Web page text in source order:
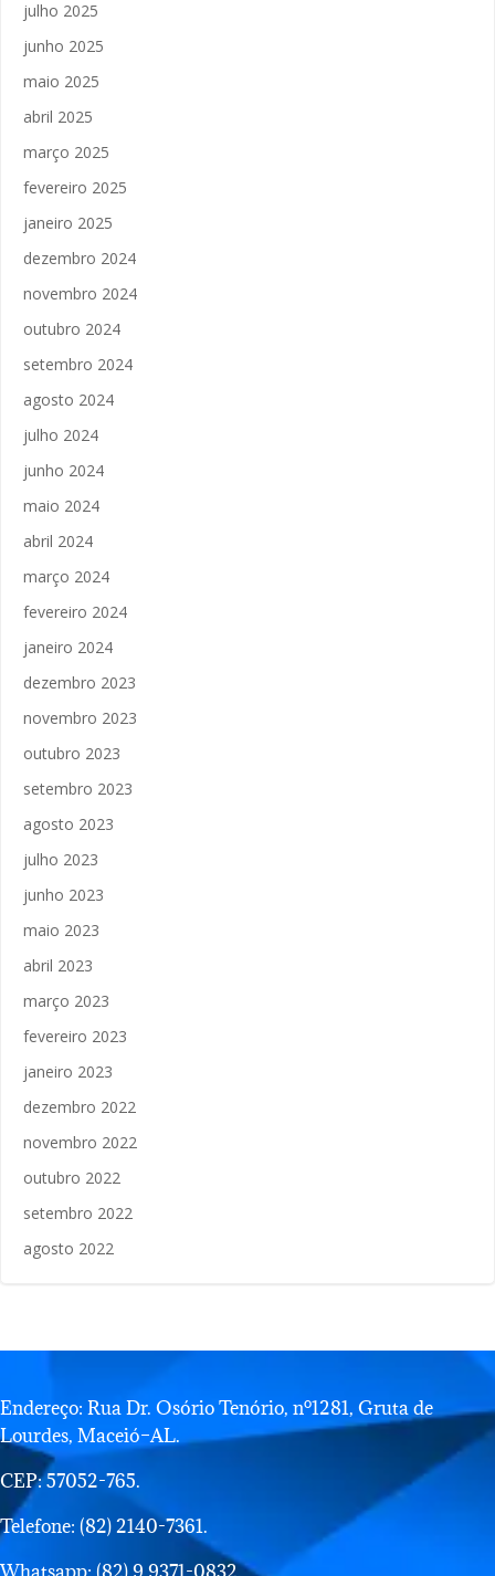
julho 2025
junho 2025
maio 2025
abril 2025
março 2025
fevereiro 2025
janeiro 2025
dezembro 2024
novembro 2024
outubro 2024
setembro 2024
agosto 2024
julho 2024
junho 2024
maio 2024
abril 2024
março 2024
fevereiro 2024
janeiro 2024
dezembro 2023
novembro 2023
outubro 2023
setembro 2023
agosto 2023
julho 2023
junho 2023
maio 2023
abril 2023
março 2023
fevereiro 2023
janeiro 2023
dezembro 2022
novembro 2022
outubro 2022
setembro 2022
agosto 2022
Endereço: Rua Dr. Osório Tenório, nº1281, Gruta de
Lourdes, Maceió–AL.
CEP: 57052-765.
Telefone: (82) 2140-7361.